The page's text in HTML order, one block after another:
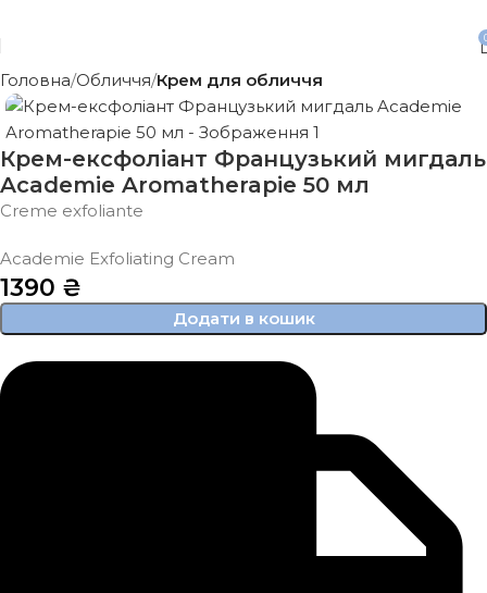
Головна Обличчя Крем для обличчя
Крем-ексфоліант Французький мигдаль
Academie Aromatherapie 50 мл
Creme exfoliante
Academie Exfoliating Cream
1390 ₴
Додати в кошик